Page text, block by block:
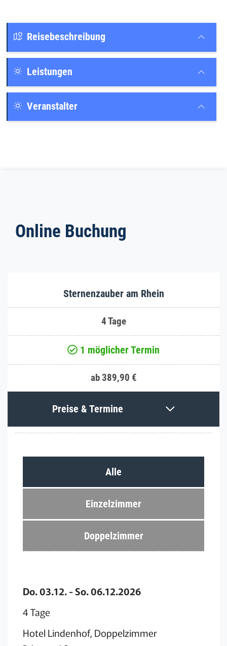
Reisebeschreibung
Leistungen
Veranstalter
Online Buchung
Sternenzauber am Rhein
4 Tage
1 möglicher Termin
ab 389,90 €
Preise & Termine
Alle
Einzelzimmer
Doppelzimmer
Do. 03.12. - So. 06.12.2026
4 Tage
Hotel Lindenhof, Doppelzimmer